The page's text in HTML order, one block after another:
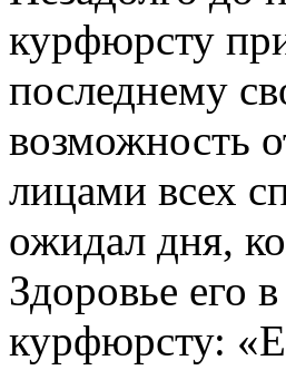
курфюрсту
последнему
возможность
лицами всех
ожидал дня,
Здоровье его
курфюрсту: